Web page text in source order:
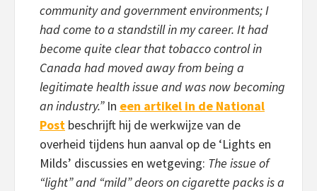
community and government environments; I
had come to a standstill in my career. It had
become quite clear that tobacco control in
Canada had moved away from being a
legitimate health issue and was now becoming
an industry.” In een artikel in de National
Post beschrijft hij de werkwijze van de
overheid tijdens hun aanval op de ‘Lights en
Milds’ discussies en wetgeving: The issue of
“light” and “mild” deors on cigarette packs is a